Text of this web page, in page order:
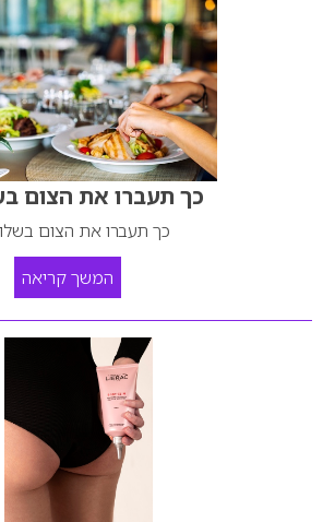
כך תעברו את הצום
כך תעברו את הצום
המשך קריאה